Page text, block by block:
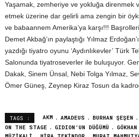
Yaşamak, zemheriye ve yokluğa direnmek
etmek üzerine dar gelirli ama zengin bir
ve babaannem Amerika’ya karşı!!!
Demet Akbağ’ın paylaştığı Yılmaz
yazdığı tiyatro oyunu ‘Aydınlıkevler’ Türk
Salonunda tiyatroseverler ile buluşuyor.
Dakak, Sinem Ünsal, Nebi Tolga Yılmaz,
Ömer Güneş, Zeynep Kiraz Tosun da
TAGS : AKM AMADEUS BURHAN ŞEŞEN
ON THE STAGE
GIDION’UN DÜĞÜMÜ